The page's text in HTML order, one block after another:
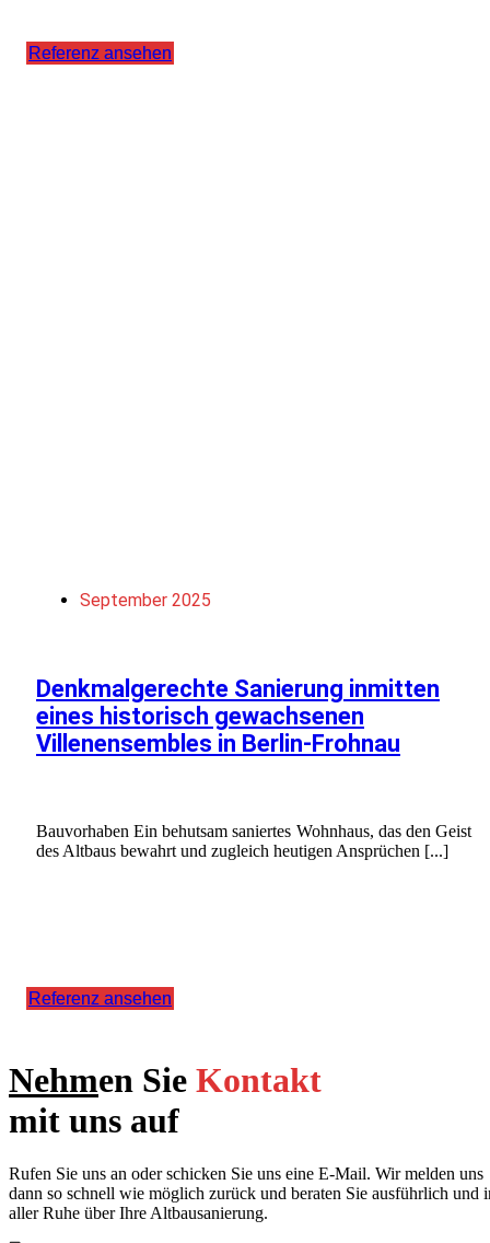
Referenz ansehen
September 2025
Denkmalgerechte Sanierung inmitten
eines historisch gewachsenen
Villenensembles in Berlin-Frohnau
Bauvorhaben Ein behutsam saniertes Wohnhaus, das den Geist
des Altbaus bewahrt und zugleich heutigen Ansprüchen [...]
Referenz ansehen
Nehmen Sie Kontakt
mit uns auf
Rufen Sie uns an oder schicken Sie uns eine E-Mail. Wir melden uns
dann so schnell wie möglich zurück und beraten Sie ausführlich und
aller Ruhe über Ihre Altbausanierung.